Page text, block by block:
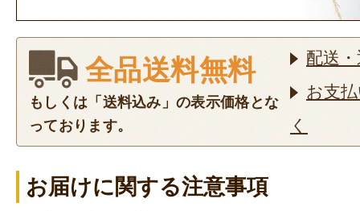
全品送料無料
もしくは「送料込み」の表示価格とな
っております。
配送
お支
く
お届けに関する注意事項